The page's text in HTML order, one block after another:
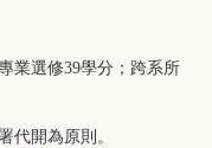
業選修39學分；跨系所
代開為原則。